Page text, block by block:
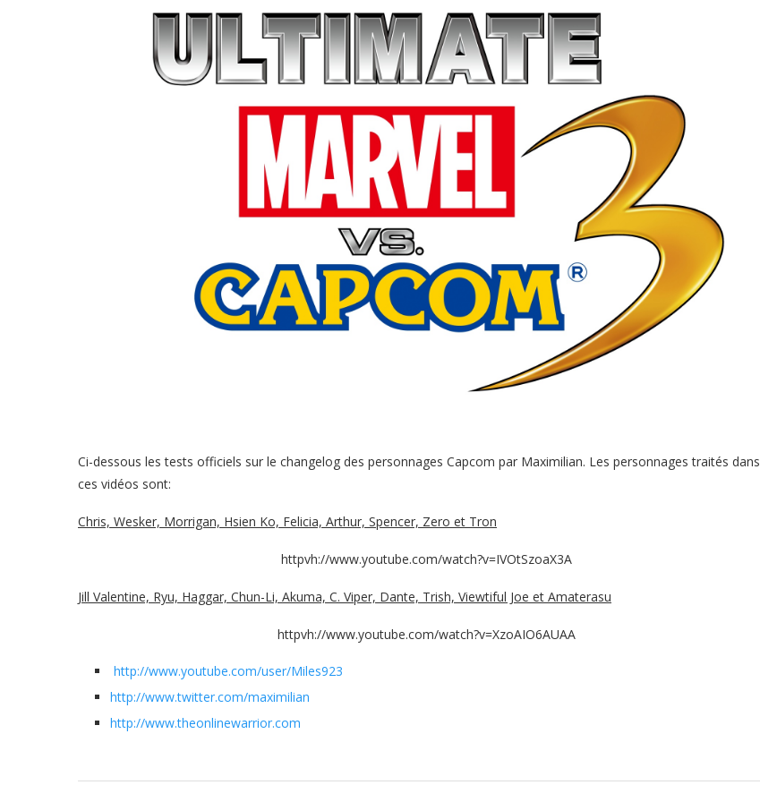
Ci-dessous les tests officiels sur le changelog des personnages Capcom par Maximilian. Les personnages traités dans
ces vidéos sont:
Chris, Wesker, Morrigan, Hsien Ko, Felicia, Arthur, Spencer, Zero et Tron
httpvh://www.youtube.com/watch?v=IVOtSzoaX3A
Jill Valentine, Ryu, Haggar, Chun-Li, Akuma, C. Viper, Dante, Trish, Viewtiful Joe et Amaterasu
httpvh://www.youtube.com/watch?v=XzoAIO6AUAA
http://www.youtube.com/user/Miles923
http://www.twitter.com/maximilian
http://www.theonlinewarrior.com